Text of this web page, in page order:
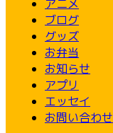
アニメ
ブログ
グッズ
お弁当
お知らせ
アプリ
エッセイ
お問い合わせ